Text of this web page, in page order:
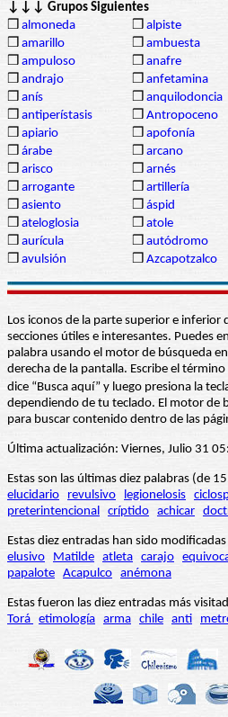
↓↓↓ Grupos Siguientes
❒ almoneda ❒ alpiste
❒ amarillo ❒ ambuesta
❒ ampuloso ❒ anafre
❒ andrajo ❒ anfetamina
❒ anís ❒ anquilodoncia
❒ antiperístasis ❒ Antropoceno
❒ apiario ❒ apofonía
❒ árabe ❒ arcano
❒ arisco ❒ arnés
❒ arrogante ❒ artillería
❒ asiento ❒ áspid
❒ ateloglosia ❒ atole
❒ aurícula ❒ autódromo
❒ avulsión ❒ Azcapotzalco
Los iconos de la parte superior e inferior
secciones útiles e interesantes. Puedes
palabra usando el motor de búsqueda
derecha de la pantalla. Escribe el
dice “Busca aquí” y luego presiona la
dependiendo de tu teclado. El motor de
para buscar contenido dentro de las
Última actualización: Viernes, Julio 31
Estas son las últimas diez palabras (de
elucidario
revulsivo legionelosis
preterintencional críptido achicar
Estas diez entradas han sido
elusivo
Matilde atleta carajo
papalote Acapulco anémona
Estas fueron las diez entradas más
Torá etimología arma chile anti